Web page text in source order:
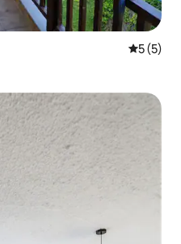
5 av 5 i
5 (5)